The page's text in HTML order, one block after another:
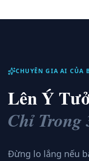
CHUYÊN GIA AI CỦA
Lên Ý
Chỉ Trong
Đừng lo lắng nếu